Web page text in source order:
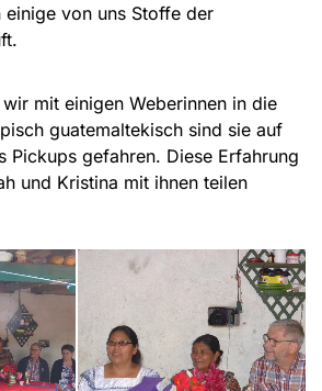
einige von uns Stoffe der
mit einigen Weberinnen in die
guatemaltekisch sind sie auf
Pickups gefahren. Diese Erfahrung
und Kristina mit ihnen teilen